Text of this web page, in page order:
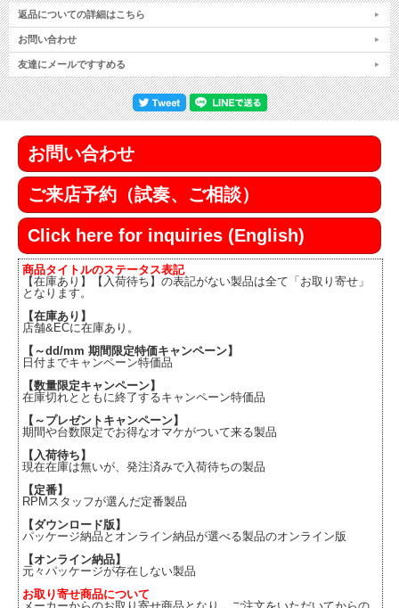
返品についての詳細はこちら
お問い合わせ
友達にメールですすめる
お問い合わせ
ご来店予約（試奏、ご相談）
Click here for inquiries (English)
商品タイトルのステータス表記
【在庫あり】【入荷待ち】の表記がない製品は全て「お取り寄せ」
となります。
【在庫あり】
店舗&ECに在庫あり。
【～dd/mm 期間限定特価キャンペーン】
日付までキャンペーン特価品
【数量限定キャンペーン】
在庫切れとともに終了するキャンペーン特価品
【～プレゼントキャンペーン】
期間や台数限定でお得なオマケがついて来る製品
【入荷待ち】
現在在庫は無いが、発注済みで入荷待ちの製品
【定番】
RPMスタッフが選んだ定番製品
【ダウンロード版】
パッケージ納品とオンライン納品が選べる製品のオンライン版
【オンライン納品】
元々パッケージが存在しない製品
お取り寄せ商品について